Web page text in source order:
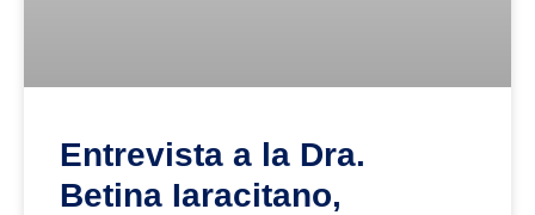
Entrevista a la Dra.
Betina Iaracitano,